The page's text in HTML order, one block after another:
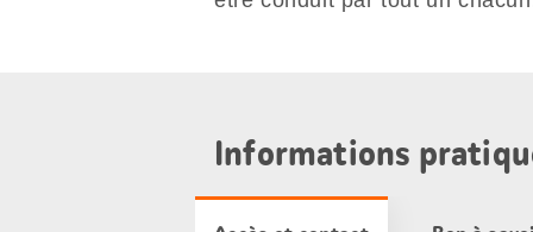
Informations